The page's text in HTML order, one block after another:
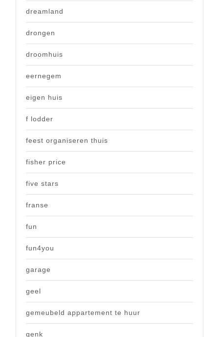
dreamland
drongen
droomhuis
eernegem
eigen huis
f lodder
feest organiseren thuis
fisher price
five stars
franse
fun
fun4you
garage
geel
gemeubeld appartement te huur
genk